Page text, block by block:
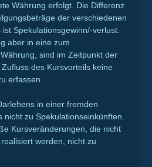
Währung erfolgt. Die Differenz
der verschiedenen
Spekulationsgewinn/-verlust.
aber in eine zum
sind im Zeitpunkt der
des Kursvorteils keine
erfassen.
in einer fremden
zu Spekulationseinkünften.
Kursveränderungen, die nicht
werden, nicht zu